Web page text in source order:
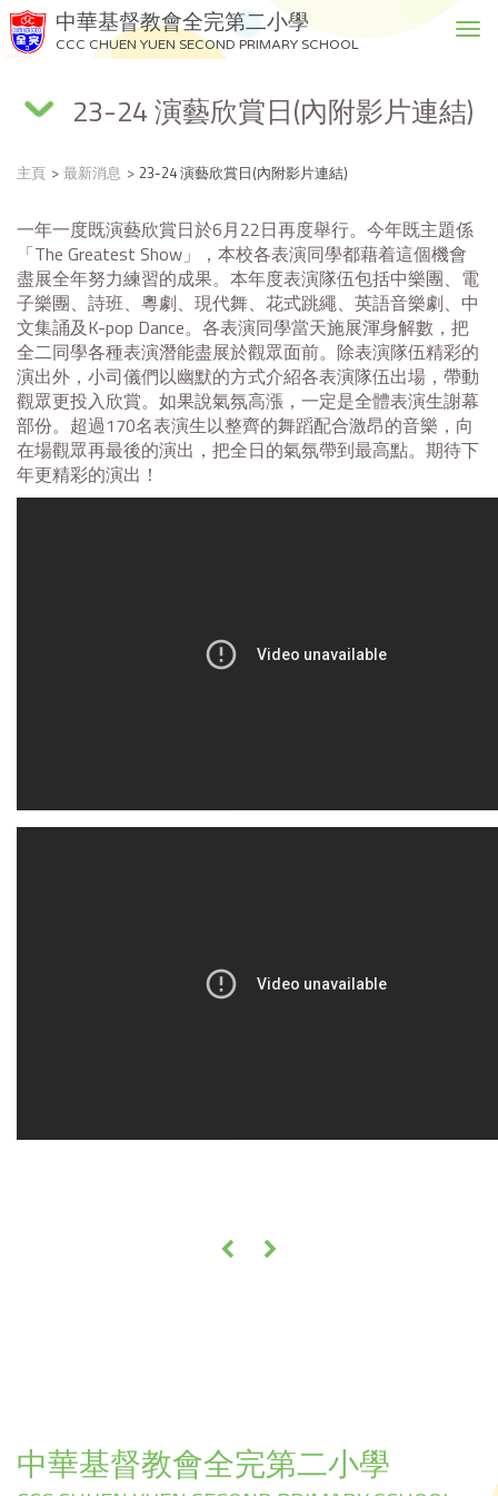
中華基督教會全完第二小學
CCC CHUEN YUEN SECOND PRIMARY SCHOOL
T
g
l
v
g
a
t
i
o
n
23-24 演藝欣賞日(內附影片連結)
主頁 最新消息 23-24 演藝欣賞日(內附影片連結)
一年一度既演藝欣賞日於6月22日再度舉行。今年既主題係
「The Greatest Show」，本校各表演同學都藉着這個機會
盡展全年努力練習的成果。本年度表演隊伍包括中樂團、電
子樂團、詩班、粵劇、現代舞、花式跳繩、英語音樂劇、中
文集誦及K-pop Dance。各表演同學當天施展渾身解數，把
全二同學各種表演潛能盡展於觀眾面前。除表演隊伍精彩的
演出外，小司儀們以幽默的方式介紹各表演隊伍出場，帶動
觀眾更投入欣賞。如果說氣氛高漲，一定是全體表演生謝幕
部份。超過170名表演生以整齊的舞蹈配合激昂的音樂，向
在場觀眾再最後的演出，把全日的氣氛帶到最高點。期待下
年更精彩的演出！
« »
中華基督教會全完第二小學